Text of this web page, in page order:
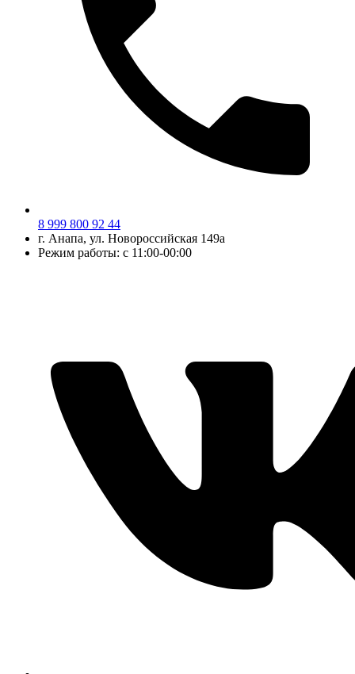
8 999 800 92 44
г. Анапа, ул. Новороссийская 149а
Режим работы: с 11:00-00:00